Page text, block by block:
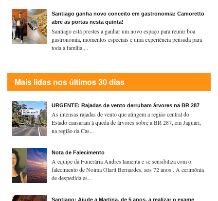
Santiago ganha novo conceito em gastronomia: Camoretto
abre as portas nesta quinta!
Santiago está prestes a ganhar um novo espaço para reunir boa
gastronomia, momentos especiais e uma experiência pensada para
toda a família....
Mais lidas nos últimos 30 dias
URGENTE: Rajadas de vento derrubam árvores na BR 287
As intensas rajadas de vento que atingem a região central do
Estado causaram à queda de árvores sobre a BR 287, em Jaguari,
na região da Cas...
Nota de Falecimento
A equipe da Funerária Andres lamenta e se sensibiliza com o
falecimento de Noima Olartt Bernardes, aos 72 anos . A cerimônia
de despedida es...
Santiago: Ajude a Martina, de 5 anos, a realizar o exame